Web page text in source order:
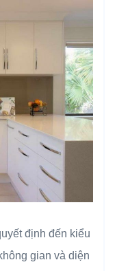
định đến kiểu
gian và diện